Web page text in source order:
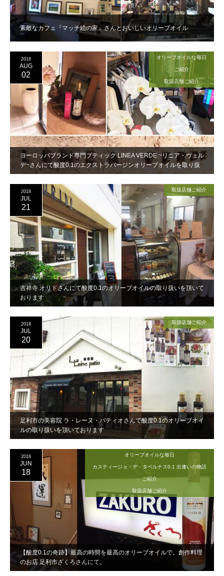
素敵なカフェ『マッチ絵の家』さんとおいしいオリーブオイル
ヨーロッパブランド専門ブティック LINEA VERDE ~リニア・ヴェル
デ~さんにて酸度0.1のエクストラバージンオリーブオイルを取り扱
いいただきました。
2018
AUG
02
オリーブオイルな毎日
ご紹介
取扱店舗ご紹介
吉祥寺 オリドさんにて酸度0.1のオリーブオイルの取り扱いを頂いて
おります
2018
JUL
21
取扱店舗ご紹介
足利市の美容院 ラ・レーヌ・パティオさんで酸度0.1のオリーブオイ
ルの取り扱いを頂いております
2018
JUL
20
取扱店舗ご紹介
【酸度0.1の奇跡】最高の時間を最高のオリーブオイルで。創作料理
のお店 足利市ざくろさんにて。
2018
JUN
18
オリーブオイルな毎日
カスティージョ・デ・タベルナス0.1 出逢いの物語
ご紹介
取扱店舗ご紹介